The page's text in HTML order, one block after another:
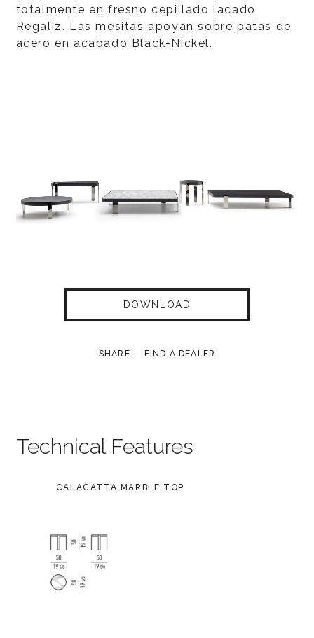
totalmente en fresno cepillado lacado
Regaliz. Las mesitas apoyan sobre patas de
acero en acabado Black-Nickel.
DOWNLOAD
SHARE FIND A DEALER
Technical Features
CALACATTA MARBLE TOP